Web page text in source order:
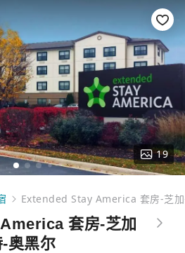
19
Extended Stay America 套房-芝
套房-芝加
奥黑尔